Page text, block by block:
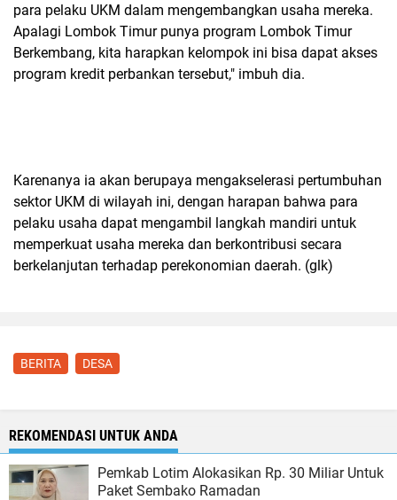
para pelaku UKM dalam mengembangkan usaha mereka.
Apalagi Lombok Timur punya program Lombok Timur
Berkembang, kita harapkan kelompok ini bisa dapat akses
program kredit perbankan tersebut," imbuh dia.
Karenanya ia akan berupaya mengakselerasi pertumbuhan
sektor UKM di wilayah ini, dengan harapan bahwa para
pelaku usaha dapat mengambil langkah mandiri untuk
memperkuat usaha mereka dan berkontribusi secara
berkelanjutan terhadap perekonomian daerah. (glk)
BERITA DESA
REKOMENDASI UNTUK ANDA
Pemkab Lotim Alokasikan Rp. 30 Miliar Untuk
Paket Sembako Ramadan